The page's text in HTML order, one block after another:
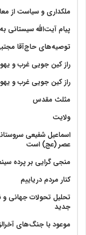
ملکداری و سیاست از
پیام آیت‌الله سیستانی
توصیه‌های حاج‌آقا
راز کین جویی غرب و
راز کین جویی غرب و
مثلث مقدس
ولايت‏
اسماعیل شفیعی
عصر (عج) است
منجی گرایی بر پرده
کنار مردم دریاییم
تحلیل تحولات جهانی
جدید
موعود با جنگ‌های